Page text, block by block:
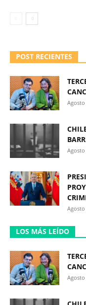
POST RECIENTES
Agosto
Agosto
Agosto
LOS MÁS LEÍDO
Agosto